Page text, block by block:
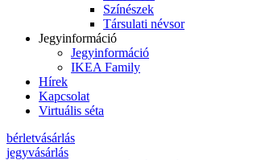
Színészek
Társulati névsor
Jegyinformáció
Jegyinformáció
IKEA Family
Hírek
Kapcsolat
Virtuális séta
bérletvásárlás
jegyvásárlás